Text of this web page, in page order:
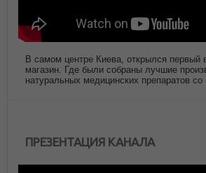
В самом центре Киева, открылся первый
магазин. Где были собраны лучшие
натуральных медицинских препаратов со
ПРЕЗЕНТАЦИЯ КАНАЛА